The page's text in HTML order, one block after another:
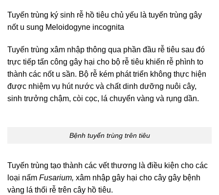
Tuyến trùng ký sinh rễ hồ tiêu chủ yếu là tuyến trùng gây
nốt u sung Meloidogyne incognita
Tuyến trùng xâm nhập thông qua phần đầu rễ tiêu sau đó
trực tiếp tấn công gây hại cho bộ rễ tiêu khiến rễ phình to
thành các nốt u sần. Bộ rễ kém phát triển không thực hiện
được nhiệm vụ hút nước và chất dinh dưỡng nuôi cây,
sinh trưởng chậm, còi cọc, lá chuyển vàng và rụng dần.
Bệnh tuyến trùng trên tiêu
Tuyến trùng tạo thành các vết thương là điều kiện cho các
loại nấm Fusarium, xâm nhập gây hại cho cây gây bệnh
vàng lá thối rễ trên cây hồ tiêu.